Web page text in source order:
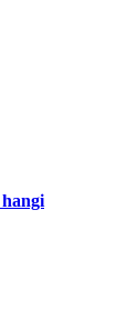
han­gi